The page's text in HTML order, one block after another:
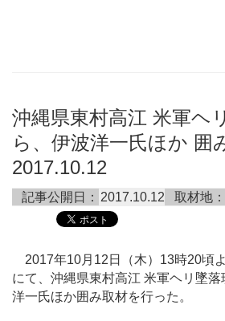
沖縄県東村高江 米軍ヘ
ら、伊波洋一氏ほか 囲
2017.10.12
記事公開日： 2017.10.12 取材地：
2017年10月12日（木）13時20頃
にて、沖縄県東村高江 米軍ヘリ墜
洋一氏ほか囲み取材を行った。